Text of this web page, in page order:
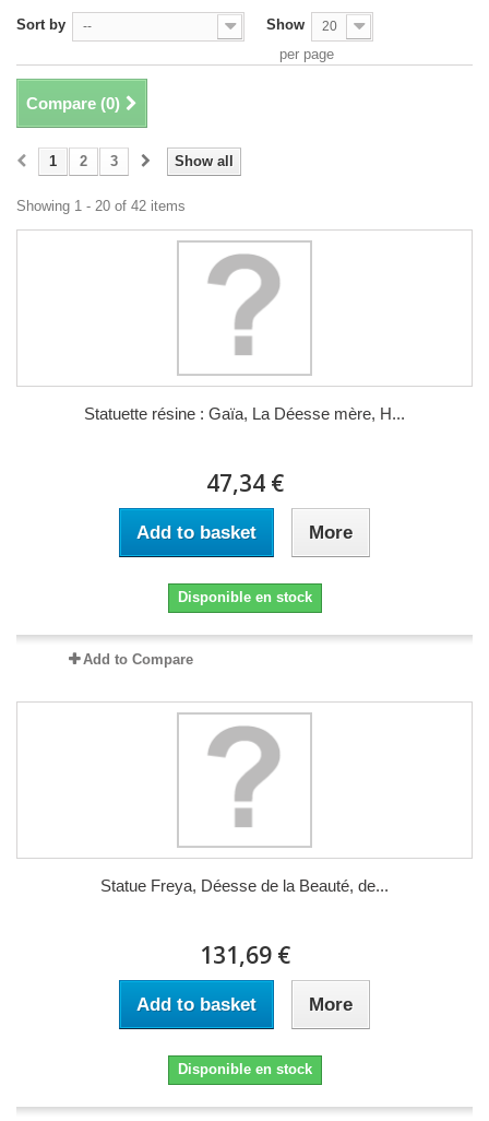
Sort by -- Show 20
per page
Compare (0)
Show all
1 2 3
Showing 1 - 20 of 42 items
Statuette résine : Gaïa, La Déesse mère, H...
47,34 €
Add to basket More
Disponible en stock
Add to Compare
Statue Freya, Déesse de la Beauté, de...
131,69 €
Add to basket More
Disponible en stock